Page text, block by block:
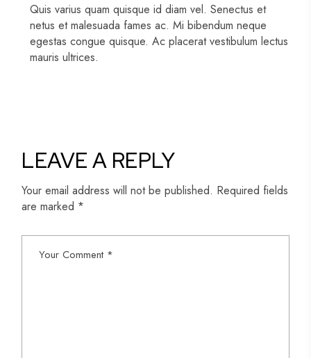
Quis varius quam quisque id diam vel. Senectus et
netus et malesuada fames ac. Mi bibendum neque
egestas congue quisque. Ac placerat vestibulum lectus
mauris ultrices.
LEAVE A REPLY
Your email address will not be published. Required fields
are marked *